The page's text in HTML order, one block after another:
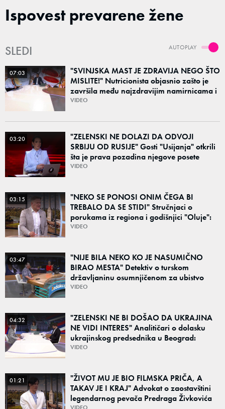
Ispovest prevarene žene
AUTOPLAY
SLEDI
07:03
"SVINJSKA MAST JE ZDRAVIJA NEGO ŠTO
MISLITE!" Nutricionista objasnio zašto je
završila među najzdravijim namirnicama i
šta obavezno jesti leti, a šta preskočiti
VIDEO
03:20
"ZELENSKI NE DOLAZI DA ODVOJI
SRBIJU OD RUSIJE" Gosti "Usijanja" otkrili
šta je prava pozadina njegove posete
Beogradu
VIDEO
03:15
"NEKO SE PONOSI ONIM ČEGA BI
TREBALO DA SE STIDI" Stručnjaci o
porukama iz regiona i godišnjici "Oluje":
"Ponos na stradanje je anticivilizacijska
VIDEO
03:47
"NIJE BILA NEKO KO JE NASUMIČNO
BIRAO MESTA" Detektiv o turskom
državljaninu osumnjičenom za ubistvo
Ruskinje (28): "Mogao je da se predstavi
VIDEO
04:32
"ZELENSKI NE BI DOŠAO DA UKRAJINA
NE VIDI INTERES" Analitičari o dolasku
ukrajinskog predsednika u Beograd:
"Srbija može da razgovara sa svima"
VIDEO
01:21
"ŽIVOT MU JE BIO FILMSKA PRIČA, A
TAKAV JE I KRAJ" Advokat o zaostavštini
legendarnog pevača Predraga Živkovića
VIDEO